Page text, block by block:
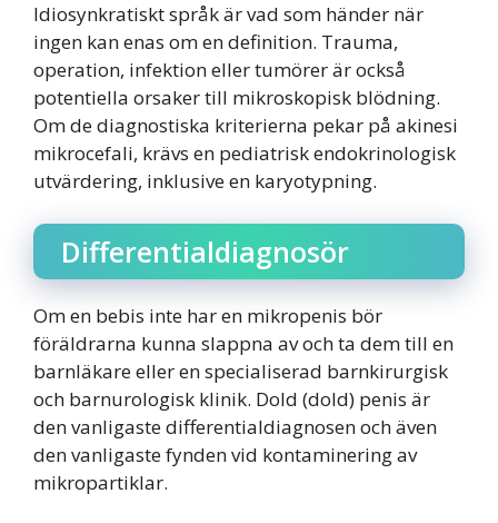
Idiosynkratiskt språk är vad som händer när
ingen kan enas om en definition. Trauma,
operation, infektion eller tumörer är också
potentiella orsaker till mikroskopisk blödning.
Om de diagnostiska kriterierna pekar på akinesi
mikrocefali, krävs en pediatrisk endokrinologisk
utvärdering, inklusive en karyotypning.
Differentialdiagnosör
Om en bebis inte har en mikropenis bör
föräldrarna kunna slappna av och ta dem till en
barnläkare eller en specialiserad barnkirurgisk
och barnurologisk klinik. Dold (dold) penis är
den vanligaste differentialdiagnosen och även
den vanligaste fynden vid kontaminering av
mikropartiklar.